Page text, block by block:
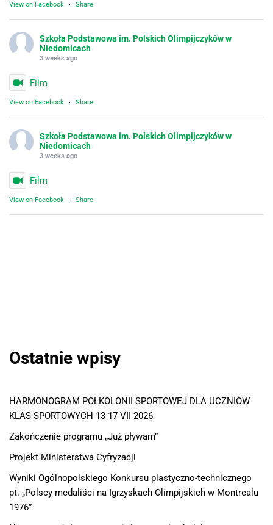
View on Facebook · Share
Szkoła Podstawowa im. Polskich Olimpijczyków w
Niedomicach
3 weeks ago
Film
View on Facebook · Share
Szkoła Podstawowa im. Polskich Olimpijczyków w
Niedomicach
3 weeks ago
Film
View on Facebook · Share
Ostatnie wpisy
HARMONOGRAM PÓŁKOLONII SPORTOWEJ DLA UCZNIÓW
KLAS SPORTOWYCH 13-17 VII 2026
Zakończenie programu „Już pływam”
Projekt Ministerstwa Cyfryzacji
Wyniki Ogólnopolskiego Konkursu plastyczno-technicznego
pt. „Polscy medaliści na Igrzyskach Olimpijskich w Montrealu
1976”